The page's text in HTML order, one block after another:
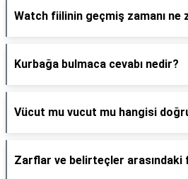
Watch fiilinin geçmiş zamanı ne
Kurbağa bulmaca cevabı nedir?
Vücut mu vucut mu hangisi
Zarflar ve belirteçler arasındaki